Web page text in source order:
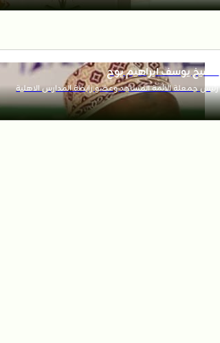
الشيخ يوسف ابراهيم بوح
رئيس جمعلة الائمة المساجد وعضو رابطة المدارس الاهلية